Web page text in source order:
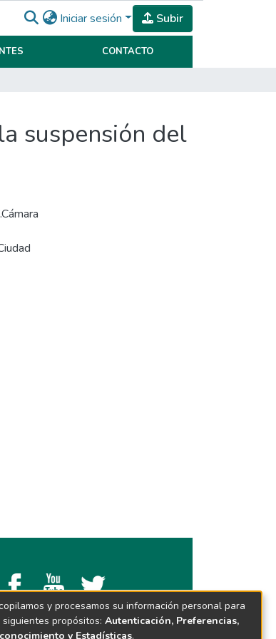
Iniciar sesión Subir
CONTACTO
suspensión del
y procesamos su información personal para
propósitos: Autenticación, Preferencias,
y Estadísticas.